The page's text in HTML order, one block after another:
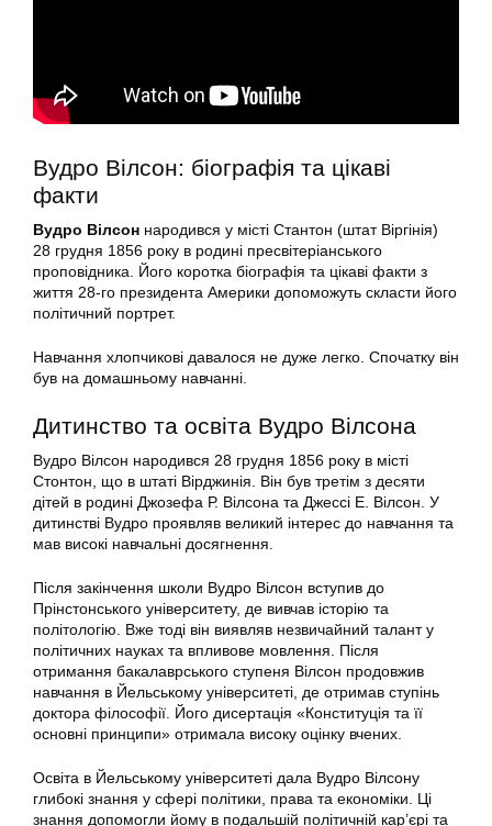
Вудро Вілсон: біографія та цікаві
факти
Вудро Вілсон народився у місті Стантон (штат Віргінія)
28 грудня 1856 року в родині пресвітеріанського
проповідника. Його коротка біографія та цікаві факти з
життя 28-го президента Америки допоможуть скласти його
політичний портрет.
Навчання хлопчикові давалося не дуже легко. Спочатку він
був на домашньому навчанні.
Дитинство та освіта Вудро Вілсона
Вудро Вілсон народився 28 грудня 1856 року в місті
Стонтон, що в штаті Вірджинія. Він був третім з десяти
дітей в родині Джозефа Р. Вілсона та Джессі Е. Вілсон. У
дитинстві Вудро проявляв великий інтерес до навчання та
мав високі навчальні досягнення.
Після закінчення школи Вудро Вілсон вступив до
Прінстонського університету, де вивчав історію та
політологію. Вже тоді він виявляв незвичайний талант у
політичних науках та впливове мовлення. Після
отримання бакалаврського ступеня Вілсон продовжив
навчання в Йельському університеті, де отримав ступінь
доктора філософії. Його дисертація «Конституція та її
основні принципи» отримала високу оцінку вчених.
Освіта в Йельському університеті дала Вудро Вілсону
глибокі знання у сфері політики, права та економіки. Ці
знання допомогли йому в подальшій політичній кар’єрі та